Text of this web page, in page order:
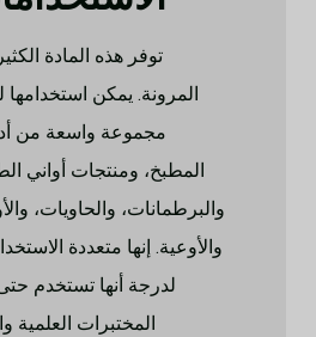
توفر هذه المادة
المرونة. يمكن استخدامها
مجموعة واسعة من
المطبخ، ومنتجات أواني
والبرطمانات، والحاويات،
والأوعية. إنها متعددة
لدرجة أنها تستخدم
المختبرات العلمية